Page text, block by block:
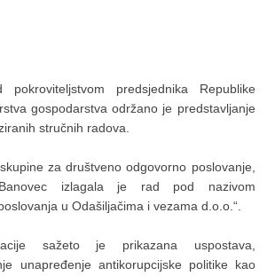
predsjednika Republike
gospodarstva održano je predstavljanje
stručnih radova.
za društveno odgovorno poslovanje,
izlagala je rad pod nazivom
u Odašiljačima i vezama d.o.o.“.
sažeto je prikazana uspostava,
unapređenje antikorupcijske politike kao